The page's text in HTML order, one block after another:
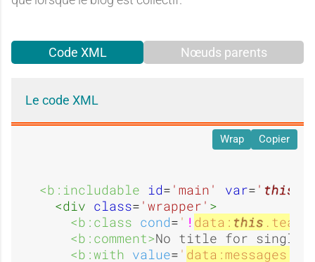
u
n
e
u
n
e
u
c
u
n
u
i
Code XML Nœuds parents
Le code XML
<b:includable id= 'main' var= ' this
<div class= 'wrapper' >
<b:class cond= ' ! data: this .team
<b:comment>No title for single
<b:with value= '
Wrap Copier